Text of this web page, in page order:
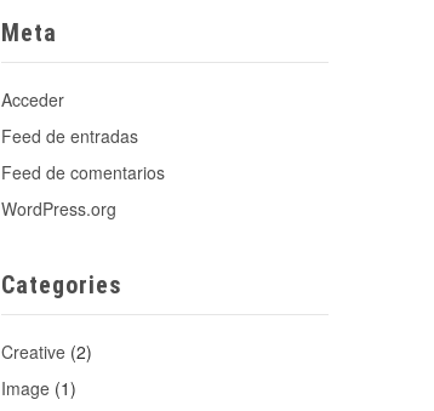
Meta
Acceder
Feed de entradas
Feed de comentarios
WordPress.org
Categories
Creative (2)
Image (1)